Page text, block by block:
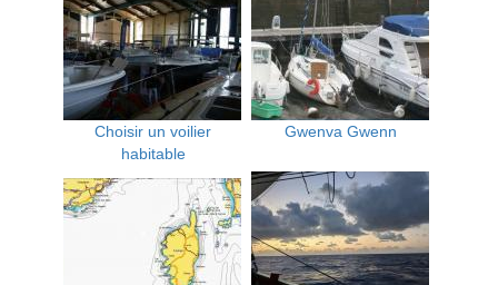
Choisir un voilier
habitable
Gwenva Gwenn